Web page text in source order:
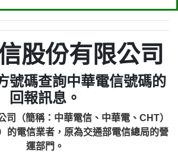
股份有限公司
號碼查詢中華電信號碼的
回報訊息。
司（簡稱：中華電信、中華電、CHT）
的電信業者，原為交通部電信總局的營
運部門。